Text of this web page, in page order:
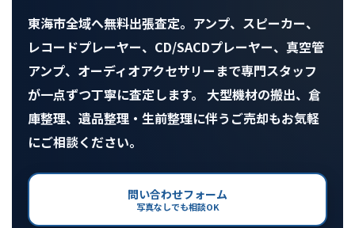
東海市全域へ無料出張査定。アンプ、スピーカー、
レコードプレーヤー、CD/SACDプレーヤー、真空管
アンプ、オーディオアクセサリーまで専門スタッフ
が一点ずつ丁寧に査定します。 大型機材の搬出、倉
庫整理、遺品整理・生前整理に伴うご売却もお気軽
にご相談ください。
問い合わせフォーム
写真なしでも相談OK